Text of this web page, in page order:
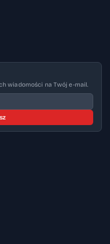
wiadomości na Twój e-mail.